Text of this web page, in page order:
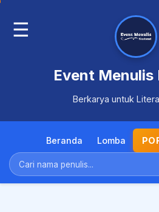
☰
Event Menulis
Berkarya untuk
Beranda Lomba